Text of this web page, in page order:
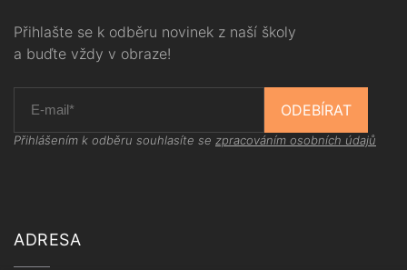
Přihlašte se k odběru novinek z naší školy
a buďte vždy v obraze!
ODEBÍRAT
Přihlášením k odběru souhlasíte se zpracováním osobních údajů
ADRESA